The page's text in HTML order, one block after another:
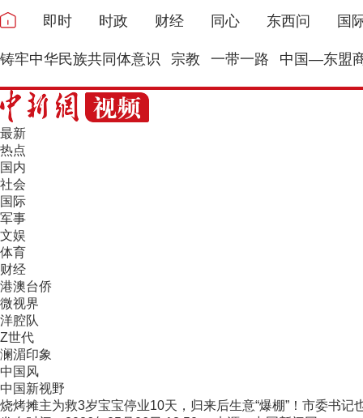
即时 时政 财经 同心 东西问 国
铸牢中华民族共同体意识 宗教 一带一路 中国—东盟
最新
热点
国内
社会
国际
军事
文娱
体育
财经
港澳台侨
微视界
洋腔队
Z世代
澜湄印象
中国风
中国新视野
烧烤摊主为救3岁宝宝停业10天，归来后生意“爆棚”！市委书记